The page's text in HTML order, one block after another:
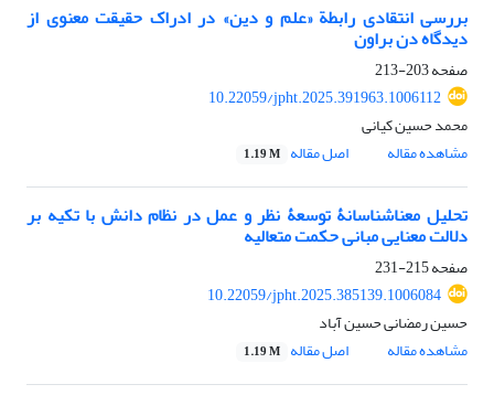
بررسی انتقادی رابطة «علم و دین» در ادراک حقیقت ‌معنوی از
دیدگاه دن براون
صفحه203-213
10.22059/jpht.2025.391963.1006112
محمد حسین کیانی
مشاهده مقاله
اصل مقاله 1.19 M
تحلیل معناشناسانۀ توسعۀ نظر و عمل در نظام دانش با تکیه بر
دلالت معنایی مبانی حکمت متعالیه
صفحه215-231
10.22059/jpht.2025.385139.1006084
حسین رمضانی حسین آباد
مشاهده مقاله
اصل مقاله 1.19 M